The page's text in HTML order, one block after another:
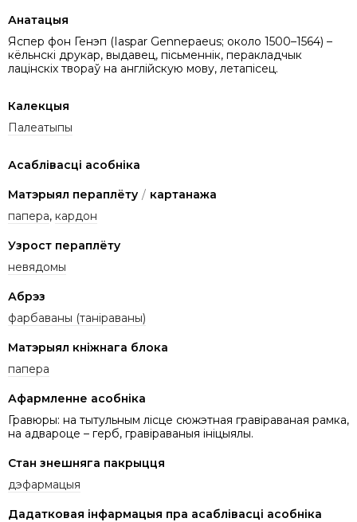
Анатацыя
Яспер фон Генэп (Iaspar Gennepaeus; около 1500–1564) –
кёльнскі друкар, выдавец, пісьменнік, перакладчык
лацінскіх твораў на англійскую мову, летапісец.
Калекцыя
Палеатыпы
Асаблівасці асобніка
Матэрыял пераплёту / картанажа
папера, кардон
Узрост пераплёту
невядомы
Абрэз
фарбаваны (таніраваны)
Матэрыял кніжнага блока
папера
Афармленне асобніка
Гравюры: на тытульным лісце сюжэтная гравіраваная рамка,
на адвароце – герб, гравіраваныя ініцыялы.
Стан знешняга пакрыцця
дэфармацыя
Дадатковая інфармацыя пра асаблівасці асобніка